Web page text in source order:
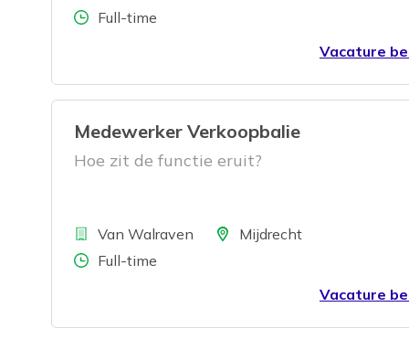
servicekwaliteit, zodat er mede door jouw
inspanningen een hoge mate van
Aantal uren
Full-time
Vacature
Medewerker Verkoopbalie
Hoe zit de functie eruit?
BedrijfVan Walraven LocatieMijdrecht
Aantal uren
Full-time
Vacature